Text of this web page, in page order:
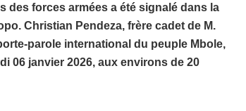
des forces armées a été signalé dans la
Christian Pendeza, frère cadet de M.
parole international du peuple Mbole,
06 janvier 2026, aux environs de 20